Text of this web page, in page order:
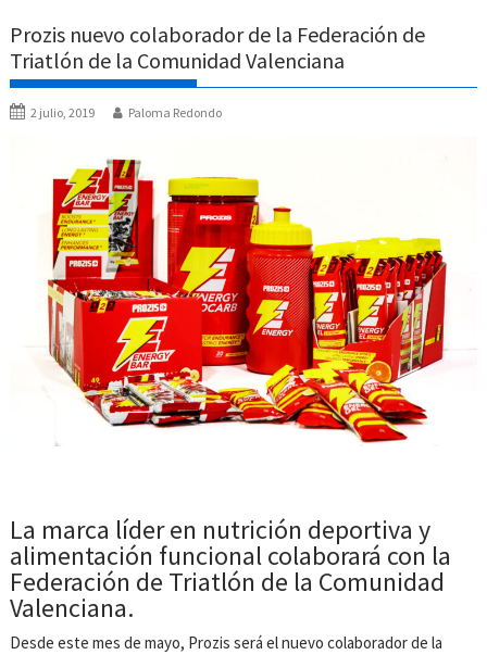
Prozis nuevo colaborador de la Federación de
Triatlón de la Comunidad Valenciana
2 julio, 2019 Paloma Redondo
La marca líder en nutrición deportiva y
alimentación funcional colaborará con la
Federación de Triatlón de la Comunidad
Valenciana.
Desde este mes de mayo, Prozis será el nuevo colaborador de la